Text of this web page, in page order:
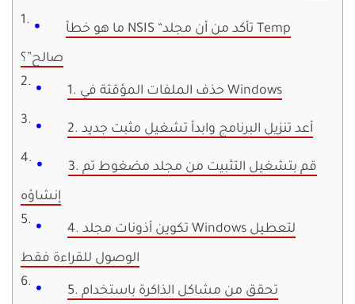
ما هو خطأ NSIS “تأكد من أن مجلد Temp
صالح”؟
1. حذف الملفات المؤقتة في Windows
2. أعد تنزيل البرنامج وابدأ تشغيل مثبت جديد
3. قم بتشغيل التثبيت من مجلد مضغوط تم
إنشاؤه
4. تكوين أذونات مجلد Windows لتعطيل
الوصول للقراءة فقط
5. تحقق من مشاكل الذاكرة باستخدام